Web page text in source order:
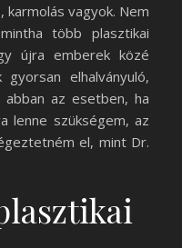
karmolás vagyok. Nem
több plasztikai
újra emberek közé
elhalványuló,
abban az esetben, ha
lenne szükségem, az
el, mint Dr.